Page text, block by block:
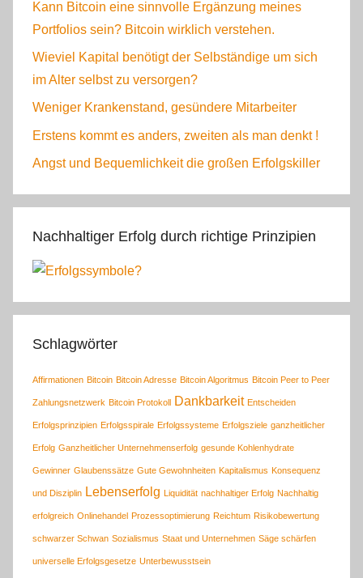
Kann Bitcoin eine sinnvolle Ergänzung meines
Portfolios sein? Bitcoin wirklich verstehen.
Wieviel Kapital benötigt der Selbständige um sich
im Alter selbst zu versorgen?
Weniger Krankenstand, gesündere Mitarbeiter
Erstens kommt es anders, zweiten als man denkt !
Angst und Bequemlichkeit die großen Erfolgskiller
Nachhaltiger Erfolg durch richtige Prinzipien
Schlagwörter
Affirmationen Bitcoin Bitcoin Adresse Bitcoin Algoritmus Bitcoin Peer to Peer
Zahlungsnetzwerk Bitcoin Protokoll Dankbarkeit Entscheiden
Erfolgsprinzipien Erfolgsspirale Erfolgssysteme Erfolgsziele ganzheitlicher
Erfolg Ganzheitlicher Unternehmenserfolg gesunde Kohlenhydrate
Gewinner Glaubenssätze Gute Gewohnheiten Kapitalismus Konsequenz
und Disziplin Lebenserfolg Liquidität nachhaltiger Erfolg Nachhaltig
erfolgreich Onlinehandel Prozessoptimierung Reichtum Risikobewertung
schwarzer Schwan Sozialismus Staat und Unternehmen Säge schärfen
universelle Erfolgsgesetze Unterbewusstsein